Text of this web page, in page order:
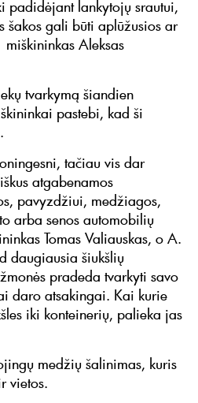
padidėjant lankytojų srautui,
šakos gali būti aplūžusios ar
Aleksas
tvarkymą šiandien
pastebi, kad ši
tačiau vis dar
atgabenamos
pavyzdžiui, medžiagos,
arba senos automobilių
Tomas Valiauskas, o A.
daugiausia šiukšlių
pradeda tvarkyti savo
daro atsakingai. Kai kurie
iki konteinerių, palieka jas
medžių šalinimas, kuris
vietos.